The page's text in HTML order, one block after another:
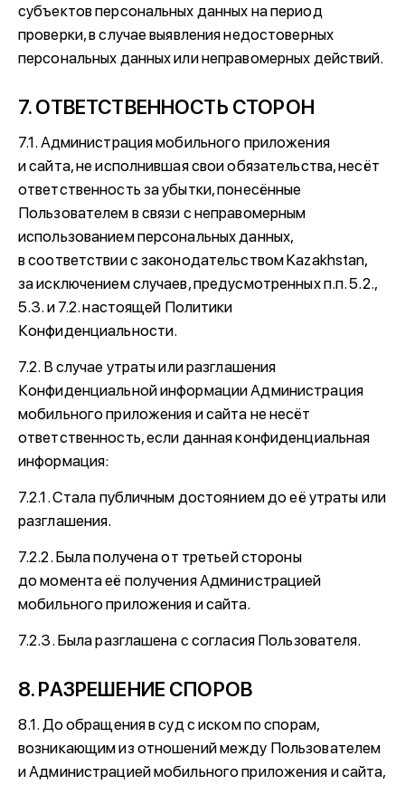
субъектов персональных данных на период
проверки, в случае выявления недостоверных
персональных данных или неправомерных действий.
7. ОТВЕТСТВЕННОСТЬ СТОРОН
7.1. Администрация мобильного приложения
и сайта, не исполнившая свои обязательства, несёт
ответственность за убытки, понесённые
Пользователем в связи с неправомерным
использованием персональных данных,
в соответствии с законодательством Kazakhstan,
за исключением случаев, предусмотренных п.п. 5.2.,
5.3. и 7.2. настоящей Политики
Конфиденциальности.
7.2. В случае утраты или разглашения
Конфиденциальной информации Администрация
мобильного приложения и сайта не несёт
ответственность, если данная конфиденциальная
информация:
7.2.1. Стала публичным достоянием до её утраты или
разглашения.
7.2.2. Была получена от третьей стороны
до момента её получения Администрацией
мобильного приложения и сайта.
7.2.3. Была разглашена с согласия Пользователя.
8. РАЗРЕШЕНИЕ СПОРОВ
8.1. До обращения в суд с иском по спорам,
возникающим из отношений между Пользователем
и Администрацией мобильного приложения и сайта,